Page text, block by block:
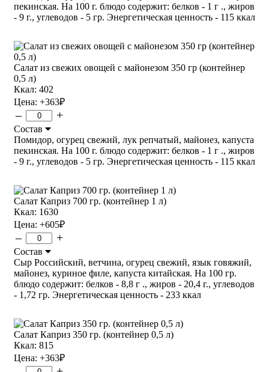
пекинская. На 100 г. блюдо содержит: белков - 1 г ., жиров
- 9 г., углеводов - 5 гр. Энергетическая ценность - 115 ккал
Салат из свежих овощей с майонезом 350 гр (контейнер
0,5 л)
Ккал: 402
Цена: +363₽
– +
Состав
Помидор, огурец свежий, лук репчатый, майонез, капуста
пекинская. На 100 г. блюдо содержит: белков - 1 г ., жиров
- 9 г., углеводов - 5 гр. Энергетическая ценность - 115 ккал
Салат Каприз 700 гр. (контейнер 1 л)
Ккал: 1630
Цена: +605₽
– +
Состав
Сыр Российский, ветчина, огурец свежий, язык говяжий,
майонез, куриное филе, капуста китайская. На 100 гр.
блюдо содержит: белков - 8,8 г ., жиров - 20,4 г., углеводов
- 1,72 гр. Энергетическая ценность - 233 ккал
Салат Каприз 350 гр. (контейнер 0,5 л)
Ккал: 815
Цена: +363₽